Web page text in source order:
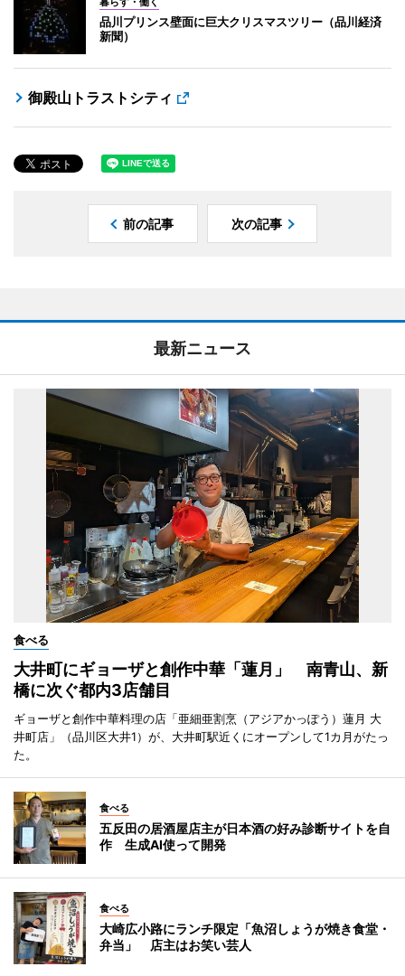
品川プリンス壁面に巨大クリスマスツリー（品川経済
新聞）
御殿山トラストシティ
前の記事 次の記事
最新ニュース
食べる
大井町にギョーザと創作中華「蓮月」 南青山、新
橋に次ぐ都内3店舗目
ギョーザと創作中華料理の店「亜細亜割烹（アジアかっぽう）蓮月 大
井町店」（品川区大井1）が、大井町駅近くにオープンして1カ月がたっ
た。
食べる
五反田の居酒屋店主が日本酒の好み診断サイトを自
作 生成AI使って開発
食べる
大崎広小路にランチ限定「魚沼しょうが焼き食堂・
弁当」 店主はお笑い芸人